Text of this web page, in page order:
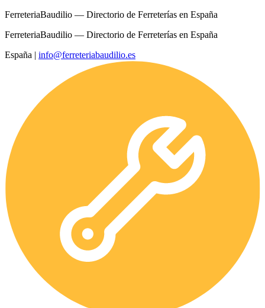
FerreteriaBaudilio — Directorio de Ferreterías en España
FerreteriaBaudilio — Directorio de Ferreterías en España
España | info@ferreteriabaudilio.es